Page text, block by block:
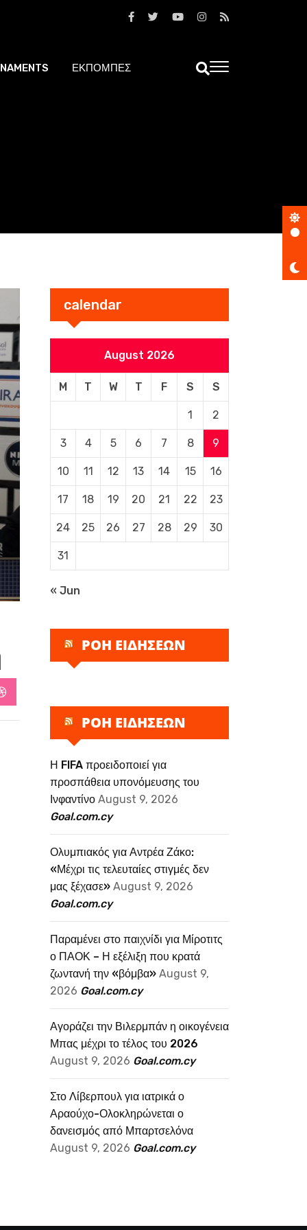
ΕΚΠΟΜΠΕΣ
StumbleUpon
calendar
August 2026
M T W T F S S
1 2
3 4 5 6 7 8 9
10 11 12 13 14 15 16
17 18 19 20 21 22 23
24 25 26 27 28 29 30
31
« Jun
ΡΟΗ ΕΙΔΗΣΕΩΝ
ΡΟΗ ΕΙΔΗΣΕΩΝ
Η FIFA προειδοποιεί για
προσπάθεια υπονόμευσης του
Ινφαντίνο August 9, 2026
Goal.com.cy
Ολυμπιακός για Αντρέα Ζάκο:
«Μέχρι τις τελευταίες στιγμές δεν
μας ξέχασε» August 9, 2026
Goal.com.cy
Παραμένει στο παιχνίδι για Μίροτιτς
ο ΠΑΟΚ – Η εξέλιξη που κρατά
ζωντανή την «βόμβα» August 9,
2026 Goal.com.cy
Αγοράζει την Βιλερμπάν η οικογένεια
Μπας μέχρι το τέλος του 2026
August 9, 2026 Goal.com.cy
Στο Λίβερπουλ για ιατρικά ο
Αραούχο-Ολοκληρώνεται ο
δανεισμός από Μπαρτσελόνα
August 9, 2026 Goal.com.cy